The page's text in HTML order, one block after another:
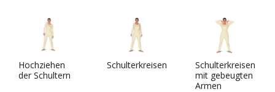
Hochziehen
der Schultern
Schulterkreisen
Schulterkreisen
mit gebeugten
Armen